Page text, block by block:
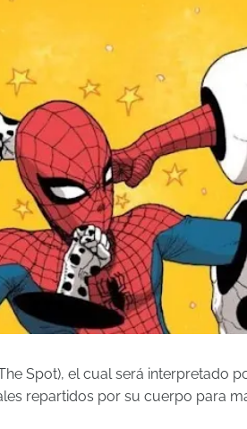
Spot), el cual será interpretado
repartidos por su cuerpo para